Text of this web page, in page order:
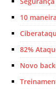
10
82%
Novo